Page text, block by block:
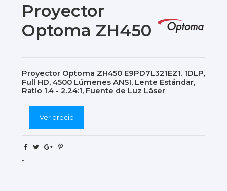
Proyector
Optoma ZH450
Proyector Optoma ZH450 E9PD7L321EZ1. 1DLP,
Full HD, 4500 Lúmenes ANSI, Lente Estándar,
Ratio 1.4 - 2.24:1, Fuente de Luz Láser
Ver precio
-